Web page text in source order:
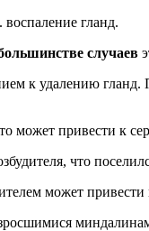
гланд.
случаев
к удалению гланд.
может привести к
что
может